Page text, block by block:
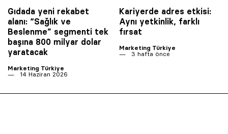
Gıdada yeni rekabet
alanı: “Sağlık ve
Beslenme” segmenti tek
başına 800 milyar dolar
yaratacak
Marketing Türkiye
14 Haziran 2026
Kariyerde adres etkisi:
Aynı yetkinlik, farklı
fırsat
Marketing Türkiye
3 hafta önce